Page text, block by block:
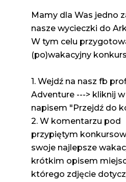
Mamy dla Was jedno
nasze wycieczki do
W tym celu
(po)wakacyjny
1. Wejdź na nasz fb
Adventure ---> kliknij
napisem "Przejdź do
2. W komentarzu pod
przypiętym
swoje najlepsze
krótkim opisem
którego zdjęcie